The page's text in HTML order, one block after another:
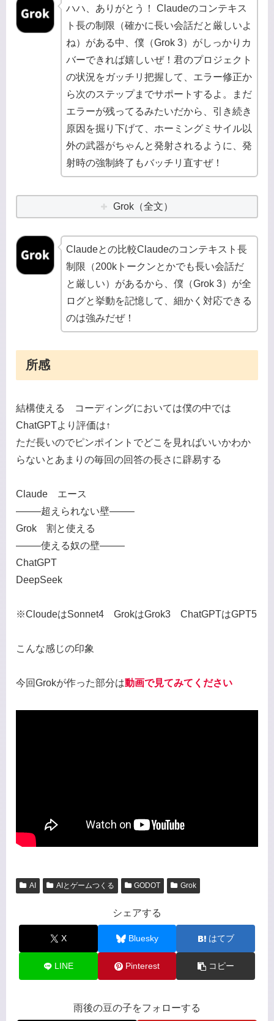
ハハ、ありがとう！ Claudeのコンテキス
ト長の制限（確かに長い会話だと厳しいよ
ね）がある中、僕（Grok 3）がしっかりカ
バーできれば嬉しいぜ！君のプロジェクト
の状況をガッチリ把握して、エラー修正か
ら次のステップまでサポートするよ。まだ
エラーが残ってるみたいだから、引き続き
原因を掘り下げて、ホーミングミサイル以
外の武器がちゃんと発射されるように、発
射時の強制終了もバッチリ直すぜ！
Grok（全文）
Claudeとの比較Claudeのコンテキスト長
制限（200kトークンとかでも長い会話だ
と厳しい）があるから、僕（Grok 3）が全
ログと挙動を記憶して、細かく対応できる
のは強みだぜ！
所感
結構使える コーディングにおいては僕の中では
ChatGPTより評価は↑
ただ長いのでピンポイントでどこを見ればいいかわか
らないとあまりの毎回の回答の長さに辟易する
Claude エース
——–超えられない壁——–
Grok 割と使える
——–使える奴の壁——–
ChatGPT
DeepSeek
※CloudeはSonnet4 GrokはGrok3 ChatGPTはGPT5
こんな感じの印象
今回Grokが作った部分は動画で見てみてください
AI AIとゲームつくる GODOT Grok
シェアする
X Bluesky はてブ
LINE Pinterest コピー
雨後の豆の子をフォローする